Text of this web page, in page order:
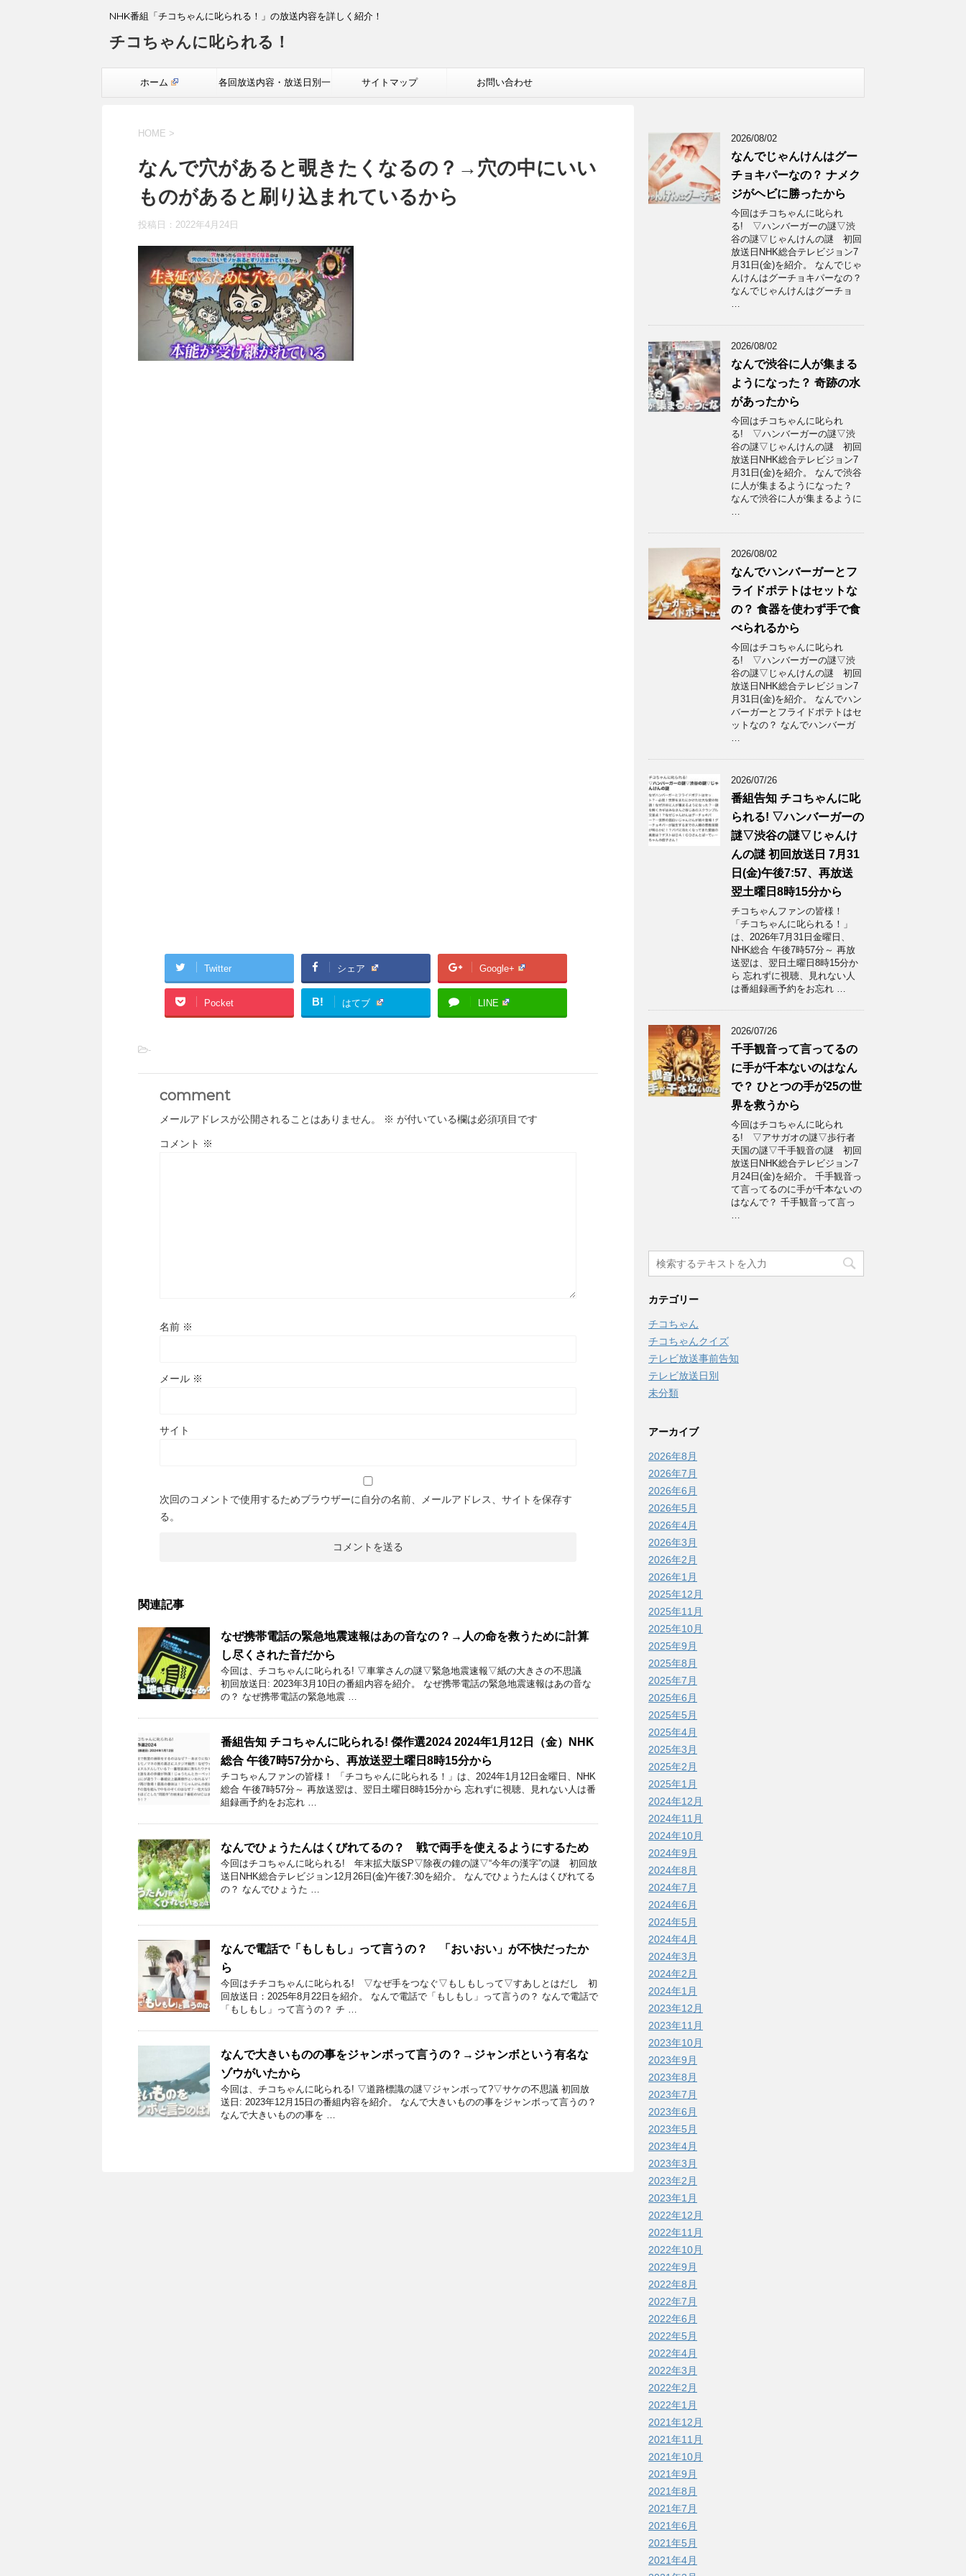
NHK番組「チコちゃんに叱られる！」の放送内容を詳しく紹介！
チコちゃんに叱られる！
ホーム 各回放送内容・放送日別一 サイトマップ お問い合わせ
HOME >
なんで穴があると覗きたくなるの？→穴の中にいい
ものがあると刷り込まれているから
投稿日： 2022年4月24日
Twitter シェア Google+
Pocket B! はてブ LINE
-
comment
メールアドレスが公開されることはありません。 ※ が付いている欄は必須項目です
コメント ※
名前 ※
メール ※
サイト
次回のコメントで使用するためブラウザーに自分の名前、メールアドレス、サイトを保存す
る。
関連記事
なぜ携帯電話の緊急地震速報はあの音なの？→人の命を救うために計算
し尽くされた音だから
今回は、チコちゃんに叱られる! ▽車掌さんの謎▽緊急地震速報▽紙の大きさの不思議
初回放送日: 2023年3月10日の番組内容を紹介。 なぜ携帯電話の緊急地震速報はあの音な
の？ なぜ携帯電話の緊急地震 …
番組告知 チコちゃんに叱られる! 傑作選2024 2024年1月12日（金）NHK
総合 午後7時57分から、再放送翌土曜日8時15分から
チコちゃんファンの皆様！ 「チコちゃんに叱られる！」​は、2024年1月12日金曜日、NHK
総合 午後7時57分～ 再放送翌は、翌日土曜日8時15分から 忘れずに視聴、見れない人は番
組録画予約をお忘れ …
なんでひょうたんはくびれてるの？ 戦で両手を使えるようにするため
今回はチコちゃんに叱られる! 年末拡大版SP▽除夜の鐘の謎▽“今年の漢字”の謎 初回放
送日NHK総合テレビジョン12月26日(金)午後7:30を紹介。 なんでひょうたんはくびれてる
の？ なんでひょうた …
なんで電話で「もしもし」って言うの？ 「おいおい」が不快だったか
ら
今回はチチコちゃんに叱られる! ▽なぜ手をつなぐ▽もしもしって▽すあしとはだし 初
回放送日：2025年8月22日を紹介。 なんで電話で「もしもし」って言うの？ なんで電話で
「もしもし」って言うの？ チ …
なんで大きいものの事をジャンボって言うの？→ジャンボという有名な
ゾウがいたから
今回は、チコちゃんに叱られる! ▽道路標識の謎▽ジャンボって?▽サケの不思議 初回放
送日: 2023年12月15日の番組内容を紹介。 なんで大きいものの事をジャンボって言うの？
なんで大きいものの事を …
2026/08/02
なんでじゃんけんはグー
チョキパーなの？ ナメク
ジがヘビに勝ったから
今回はチコちゃんに叱られ
る! ▽ハンバーガーの謎▽渋
谷の謎▽じゃんけんの謎 初回
放送日NHK総合テレビジョン7
月31日(金)を紹介。 なんでじゃ
んけんはグーチョキパーなの？
なんでじゃんけんはグーチョ
…
2026/08/02
なんで渋谷に人が集まる
ようになった？ 奇跡の水
があったから
今回はチコちゃんに叱られ
る! ▽ハンバーガーの謎▽渋
谷の謎▽じゃんけんの謎 初回
放送日NHK総合テレビジョン7
月31日(金)を紹介。 なんで渋谷
に人が集まるようになった？
なんで渋谷に人が集まるように
…
2026/08/02
なんでハンバーガーとフ
ライドポテトはセットな
の？ 食器を使わず手で食
べられるから
今回はチコちゃんに叱られ
る! ▽ハンバーガーの謎▽渋
谷の謎▽じゃんけんの謎 初回
放送日NHK総合テレビジョン7
月31日(金)を紹介。 なんでハン
バーガーとフライドポテトはセ
ットなの？ なんでハンバーガ
…
2026/07/26
番組告知 チコちゃんに叱
られる! ▽ハンバーガーの
謎▽渋谷の謎▽じゃんけ
んの謎 初回放送日 7月31
日(金)午後7:57、再放送
翌土曜日8時15分から
チコちゃんファンの皆様！
「チコちゃんに叱られる！」​
は、2026年7月31日金曜日、
NHK総合 午後7時57分～ 再放
送翌は、翌日土曜日8時15分か
ら 忘れずに視聴、見れない人
は番組録画予約をお忘れ …
2026/07/26
千手観音って言ってるの
に手が千本ないのはなん
で？ ひとつの手が25の世
界を救うから
今回はチコちゃんに叱られ
る! ▽アサガオの謎▽歩行者
天国の謎▽千手観音の謎 初回
放送日NHK総合テレビジョン7
月24日(金)を紹介。 千手観音っ
て言ってるのに手が千本ないの
はなんで？ 千手観音って言っ
…
カテゴリー
チコちゃん
チコちゃんクイズ
テレビ放送事前告知
テレビ放送日別
未分類
アーカイブ
2026年8月
2026年7月
2026年6月
2026年5月
2026年4月
2026年3月
2026年2月
2026年1月
2025年12月
2025年11月
2025年10月
2025年9月
2025年8月
2025年7月
2025年6月
2025年5月
2025年4月
2025年3月
2025年2月
2025年1月
2024年12月
2024年11月
2024年10月
2024年9月
2024年8月
2024年7月
2024年6月
2024年5月
2024年4月
2024年3月
2024年2月
2024年1月
2023年12月
2023年11月
2023年10月
2023年9月
2023年8月
2023年7月
2023年6月
2023年5月
2023年4月
2023年3月
2023年2月
2023年1月
2022年12月
2022年11月
2022年10月
2022年9月
2022年8月
2022年7月
2022年6月
2022年5月
2022年4月
2022年3月
2022年2月
2022年1月
2021年12月
2021年11月
2021年10月
2021年9月
2021年8月
2021年7月
2021年6月
2021年5月
2021年4月